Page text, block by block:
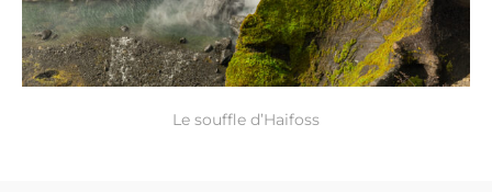
Le souffle d’Haifoss